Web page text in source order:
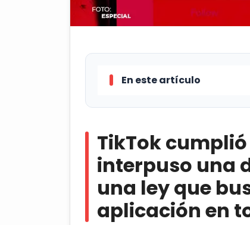
En este artículo
¿La prohibición de TikTok
TikTok
interpuso una
una ley que
aplicación en